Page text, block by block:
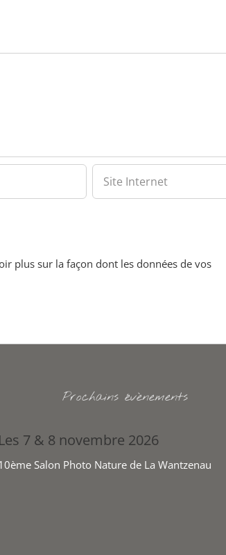
plus sur la façon dont les données de vos
Prochains évènements
Les 7 & 8 novembre 2026
Salon Photo Nature de La Wantzenau